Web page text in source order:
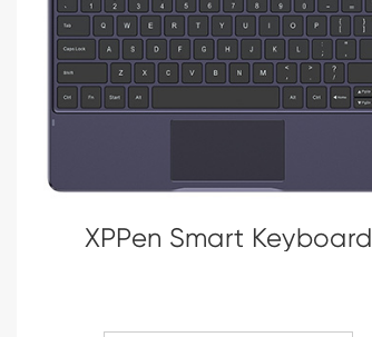
XPPen Smart Keyboard